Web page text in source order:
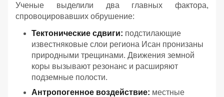
Ученые выделили два главных фактора,
спровоцировавших обрушение:
Тектонические сдвиги: подстилающие
известняковые слои региона Исан пронизаны
природными трещинами. Движения земной
коры вызывают резонанс и расширяют
подземные полости.
Антропогенное воздействие: местные